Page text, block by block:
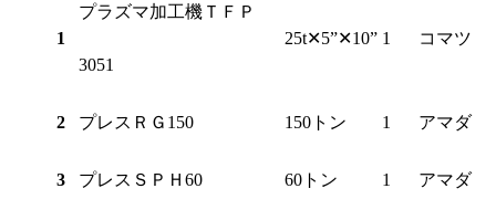
1
プラズマ加工機ＴＦＰ
3051
25t✕5”✕10” 1 コマツ
2 プレスＲＧ150 150トン 1 アマダ
3 プレスＳＰＨ60 60トン 1 アマダ